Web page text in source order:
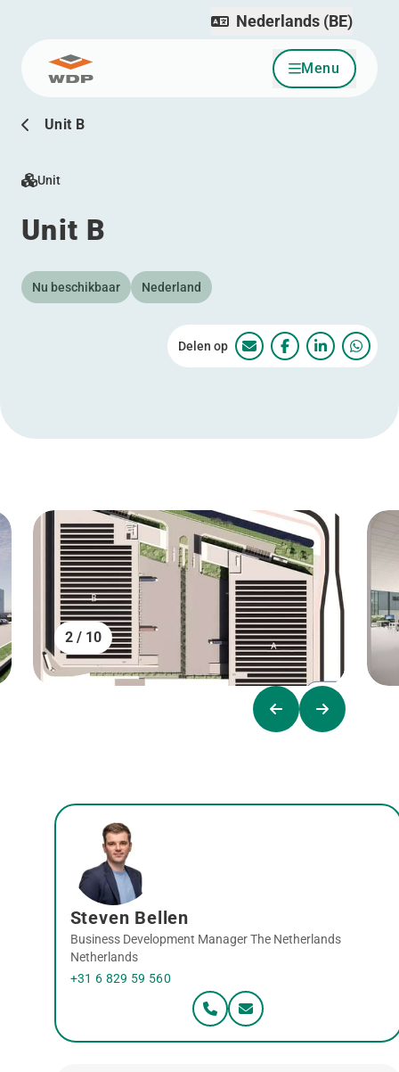
Ga naar inhoud Menu
Nederlands (BE)
Unit B
Unit
Unit B
Nu beschikbaar Nederland
Delen op Unit BUnit BUnit BUnit B
2 / 10
Steven Bellen
Business Development Manager The Netherlands
Netherlands
+31 6 829 59 560